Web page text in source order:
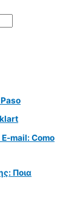
mail: Como
Ποια